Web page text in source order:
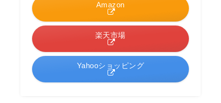
Amazon
楽天市場
Yahooショッピング